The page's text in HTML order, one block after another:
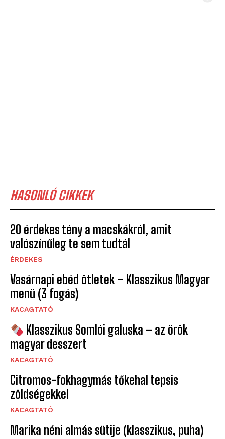
HASONLÓ CIKKEK
20 érdekes tény a macskákról, amit
valószínűleg te sem tudtál
ÉRDEKES
Vasárnapi ebéd ötletek – Klasszikus Magyar
menü (3 fogás)
KACAGTATÓ
Klasszikus Somlói galuska – az örök
magyar desszert
KACAGTATÓ
Citromos-fokhagymás tőkehal tepsis
zöldségekkel
KACAGTATÓ
Marika néni almás sütije (klasszikus, puha)